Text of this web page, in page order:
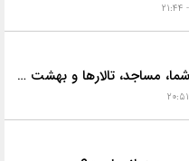
ارسال فوری تاج گل ترحیم به مراسم شما، مساجد، تالارها و بهشت زهرا با خدمات ویژه